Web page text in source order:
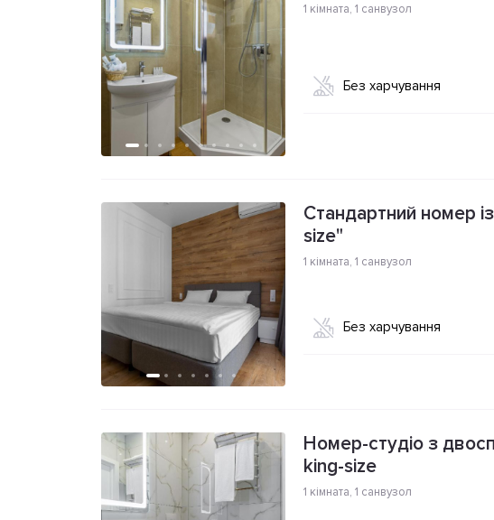
1 кімната, 1 санвузол
Без харчування
Стандартний номер
size"
1 кімната, 1 санвузол
Без харчування
Номер-студіо з
king-size
1 кімната, 1 санвузол